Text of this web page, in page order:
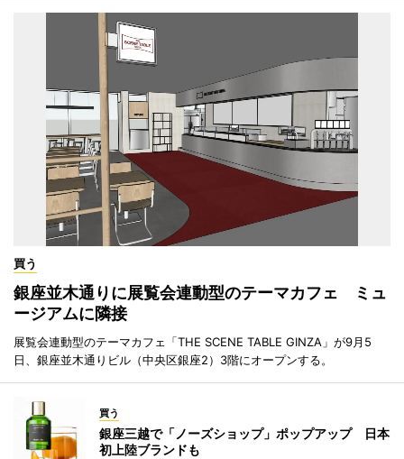
買う
銀座並木通りに展覧会連動型のテーマカフェ ミュ
ージアムに隣接
展覧会連動型のテーマカフェ「THE SCENE TABLE GINZA」が9月5
日、銀座並木通りビル（中央区銀座2）3階にオープンする。
買う
銀座三越で「ノーズショップ」ポップアップ 日本
初上陸ブランドも